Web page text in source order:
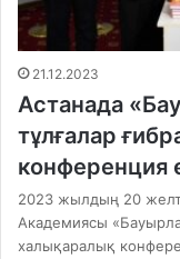
21.12.2023
Астанада
тұлғалар
конференция
2023 жылдың 20
Академиясы
халықаралық